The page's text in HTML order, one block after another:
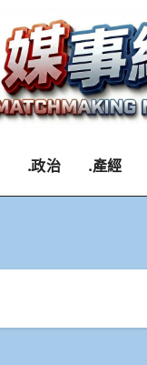
.政治 .產經